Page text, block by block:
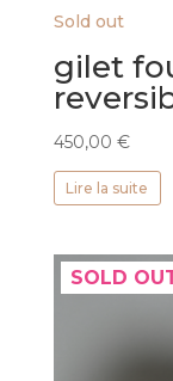
Sold out
gilet
450,00 €
Lire la suite
SOLD